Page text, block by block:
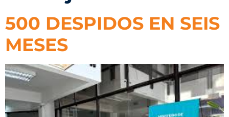
500 DESPIDOS EN SEIS
MESES